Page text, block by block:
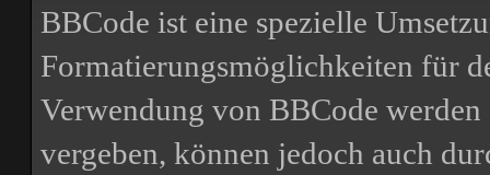
BBCode ist eine spezielle
Formatierungsmöglichkeiten für
Verwendung von BBCode
vergeben, können jedoch auch